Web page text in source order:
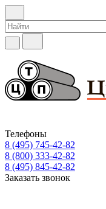
Телефоны
8 (495) 745-42-82
8 (800) 333-42-82
8 (495) 845-42-82
Заказать звонок